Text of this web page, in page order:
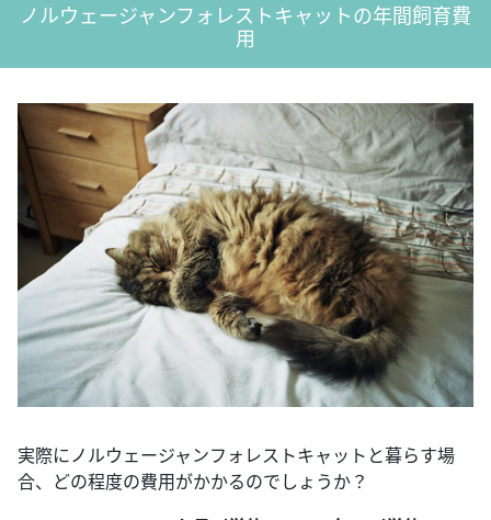
ノルウェージャンフォレストキャットの年間飼育費
用
実際にノルウェージャンフォレストキャットと暮らす場
合、どの程度の費用がかかるのでしょうか？